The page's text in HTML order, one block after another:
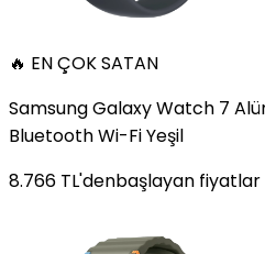
🔥 EN ÇOK SATAN
Samsung Galaxy Watch 7
Bluetooth Wi-Fi Yeşil
8.766 TL'denbaşlayan fiyatlar